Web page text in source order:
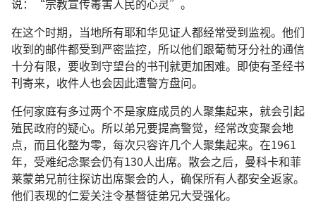
说：“宗教宣传毒害人民的心灵”。
在这个时期，当地所有耶和华见证人都经常受到监视。他们
收到的邮件都受到严密监控，所以他们跟葡萄牙分社的通信
十分有限，要收到守望台的书刊就更加困难。即使有圣经书
刊寄来，收件人也会因此遭警方盘问。
任何家庭有多过两个不是家庭成员的人聚集起来，就会引起
殖民政府的疑心。所以弟兄要提高警觉，经常改变聚会地
点，而且化整为零，每次只容许几个人聚集起来。在1961
年，受难纪念聚会仍有130人出席。散会之后，曼科卡和菲
莱蒙弟兄前往探访出席聚会的人，确保所有人都安全返家。
他们表现的仁爱关注令基督徒弟兄大受强化。